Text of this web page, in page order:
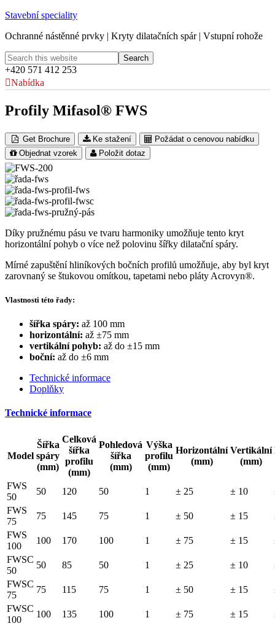
Stavební speciality
Ochranné nástěnné prvky | Kryty dilatačních spár | Vstupní rohože
+420 571 412 253
Nabídka
Profily Mifasol® FWS
Get Brochure Ke stažení
Požádat o cenovou nabídku
Objednat vzorek
Položit dotaz
Díky pružnému pásu ve tvaru harmoniky umožňuje tento kryt
horizontální pohyb o více než polovinu šířky dilatační spáry.
Mírné zapuštění hliníkových bočních profilů umožňuje, aby byl kryt
zarovnaný se štukovou omítkou, tapetami nebo pláty Acrovyn®.
Vlastnosti této řady:
šířka spáry: až 100 mm
horizontální: až ±75 mm
vertikální pohyb: až do ±15 mm
boční: až do ±6 mm
Technické informace
Doplňky
Technické informace
Model
Šířka
spáry
(mm)
Celková
šířka
profilu
(mm)
Pohledová
šířka
(mm)
Výška
profilu
(mm)
Horizontální
(mm)
Vertikální
(mm)
FWS
50
50 120 50 1 ± 25 ± 10
FWS
75
75 145 75 1 ± 50 ± 15
FWS
100
100 170 100 1 ± 75 ± 15
FWSC
50
50 85 50 1 ± 25 ± 10
FWSC
75
75 115 75 1 ± 50 ± 15
FWSC
100
100 135 100 1 ± 75 ± 15